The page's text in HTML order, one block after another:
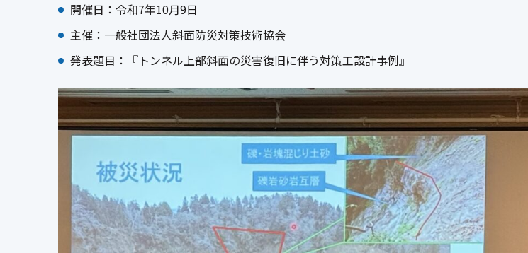
開催日：令和7年10月9日
主催：一般社団法人斜面防災対策技術協会
発表題目：『トンネル上部斜面の災害復旧に伴う対策工設計事例』